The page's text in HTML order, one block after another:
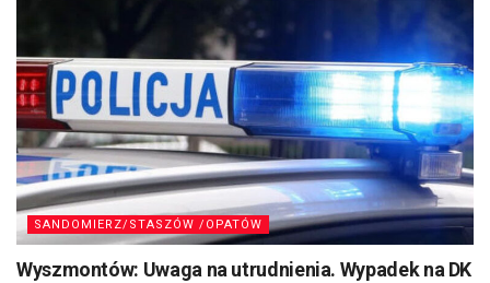
SANDOMIERZ/STASZÓW /OPATÓW
Wyszmontów: Uwaga na utrudnienia. Wypadek na DK